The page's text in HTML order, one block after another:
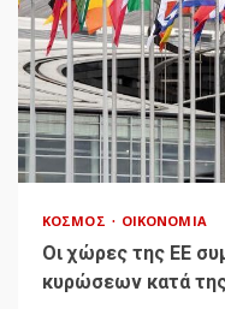
ΚΌΣΜΟΣ ΟΙΚΟΝΟΜΊΑ
Οι χώρες της ΕΕ
κυρώσεων κατά